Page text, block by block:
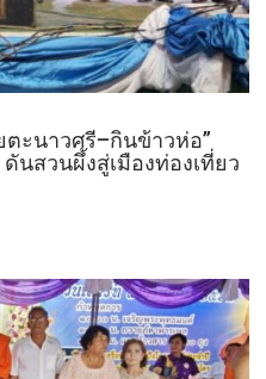
ตะนาวศรี–กินข้าวห่อ”
นสวนผึ้งสู่เมืองท่องเที่ยว